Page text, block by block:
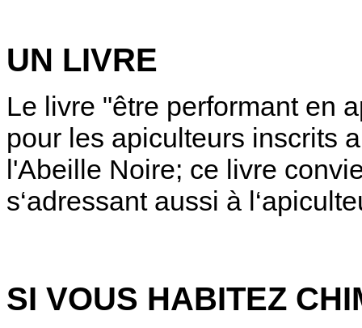
UN LIVRE
Le livre "être performant en
pour les apiculteurs inscrits
l'Abeille Noire; ce livre
s‘adressant aussi à
SI VOUS HABITEZ